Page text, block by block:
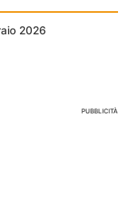
2026
PUBBLICITÀ